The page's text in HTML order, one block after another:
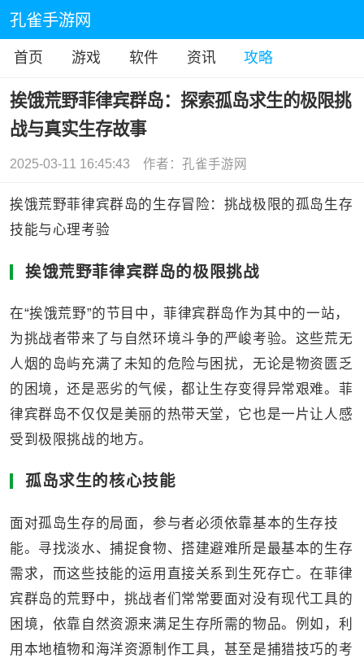
孔雀手游网
首页 游戏 软件 资讯 攻略
挨饿荒野菲律宾群岛：探索孤岛求生的极限挑
战与真实生存故事
2025-03-11 16:45:43 作者：孔雀手游网
挨饿荒野菲律宾群岛的生存冒险：挑战极限的孤岛生存
技能与心理考验
挨饿荒野菲律宾群岛的极限挑战
在“挨饿荒野”的节目中，菲律宾群岛作为其中的一站，
为挑战者带来了与自然环境斗争的严峻考验。这些荒无
人烟的岛屿充满了未知的危险与困扰，无论是物资匮乏
的困境，还是恶劣的气候，都让生存变得异常艰难。菲
律宾群岛不仅仅是美丽的热带天堂，它也是一片让人感
受到极限挑战的地方。
孤岛求生的核心技能
面对孤岛生存的局面，参与者必须依靠基本的生存技
能。寻找淡水、捕捉食物、搭建避难所是最基本的生存
需求，而这些技能的运用直接关系到生死存亡。在菲律
宾群岛的荒野中，挑战者们常常要面对没有现代工具的
困境，依靠自然资源来满足生存所需的物品。例如，利
用本地植物和海洋资源制作工具，甚至是捕猎技巧的考